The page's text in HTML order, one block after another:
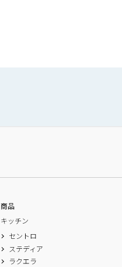
商品
キッチン
セントロ
ステディア
ラクエラ